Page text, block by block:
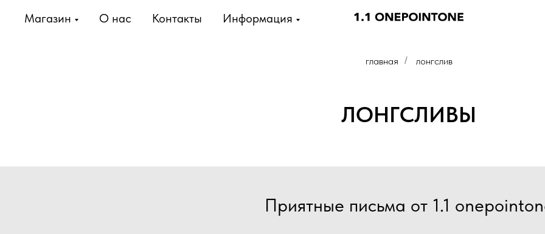
Магазин О нас Контакты Информация
главная / лонгслив
ЛОНГСЛИВЫ
Приятные письма от 1.1